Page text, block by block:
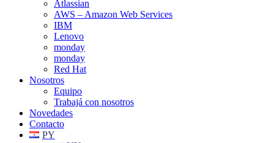
Atlassian
AWS – Amazon Web Services
IBM
Lenovo
monday
monday
Red Hat
Nosotros
Equipo
Trabajá con nosotros
Novedades
Contacto
PY